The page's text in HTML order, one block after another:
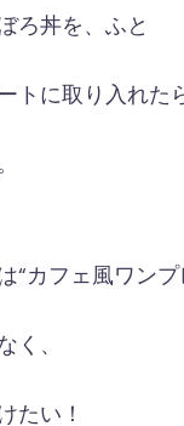
ろ丼を、ふと
トに取り入れた
“カフェ風ワンプ
く、
たい！